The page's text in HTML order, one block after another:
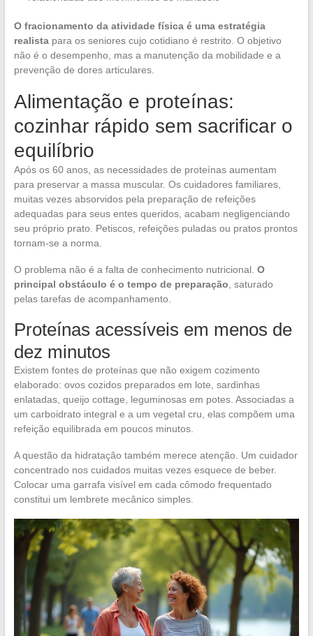
O fracionamento da atividade física é uma estratégia
realistapara os seniores cujo cotidiano é restrito. O objetivo
não é o desempenho, mas a manutenção da mobilidade e a
prevenção de dores articulares.
Alimentação e proteínas:
cozinhar rápido sem sacrificar o
equilíbrio
Após os 60 anos, as necessidades de proteínas aumentam
para preservar a massa muscular. Os cuidadores familiares,
muitas vezes absorvidos pela preparação de refeições
adequadas para seus entes queridos, acabam negligenciando
seu próprio prato. Petiscos, refeições puladas ou pratos prontos
tornam-se a norma.
O problema não é a falta de conhecimento nutricional. O
principal obstáculo é o tempo de preparação , saturado
pelas tarefas de acompanhamento.
Proteínas acessíveis em menos de
dez minutos
Existem fontes de proteínas que não exigem cozimento
elaborado: ovos cozidos preparados em lote, sardinhas
enlatadas, queijo cottage, leguminosas em potes. Associadas a
um carboidrato integral e a um vegetal cru, elas compõem uma
refeição equilibrada em poucos minutos.
A questão da hidratação também merece atenção. Um cuidador
concentrado nos cuidados muitas vezes esquece de beber.
Colocar uma garrafa visível em cada cômodo frequentado
constitui um lembrete mecânico simples.